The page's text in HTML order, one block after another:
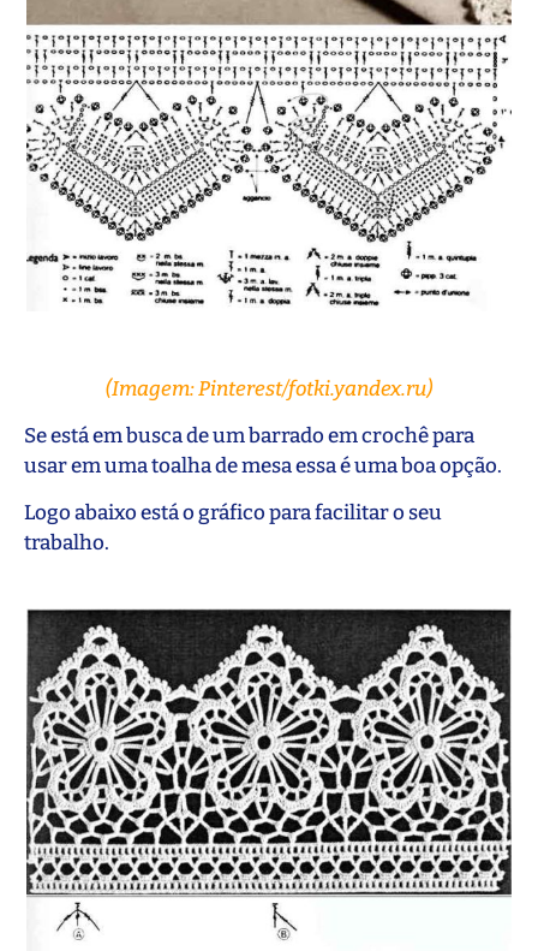
(Imagem: Pinterest/fotki.yandex.ru)
Se está em busca de um barrado em crochê para
usar em uma toalha de mesa essa é uma boa opção.
Logo abaixo está o gráfico para facilitar o seu
trabalho.